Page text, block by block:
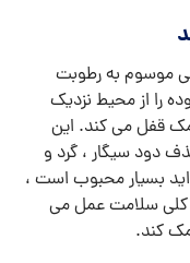
موسوم به رطوبت
را از محیط نزدیک
قفل می کند. این
دود سیگار ، گرد و
بسیار محبوب است ،
کلی سلامت عمل می
کند.